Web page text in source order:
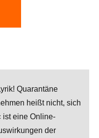
Quarantäne
heißt nicht, sich
ist eine Online-
der